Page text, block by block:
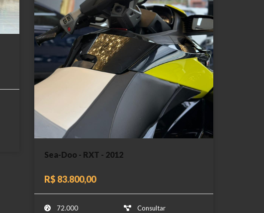
Sea-Doo - RXT - 2012
R$ 83.800,00
72.000
Consultar